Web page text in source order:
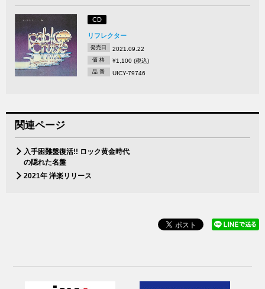
CD
リフレクター
発売日 2021.09.22
価 格 ¥1,100 (税込)
品 番 UICY-79746
関連ページ
入手困難盤復活!! ロック黄金時代
の隠れた名盤
2021年 洋楽リリース